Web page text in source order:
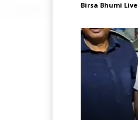
Birsa Bhumi Live